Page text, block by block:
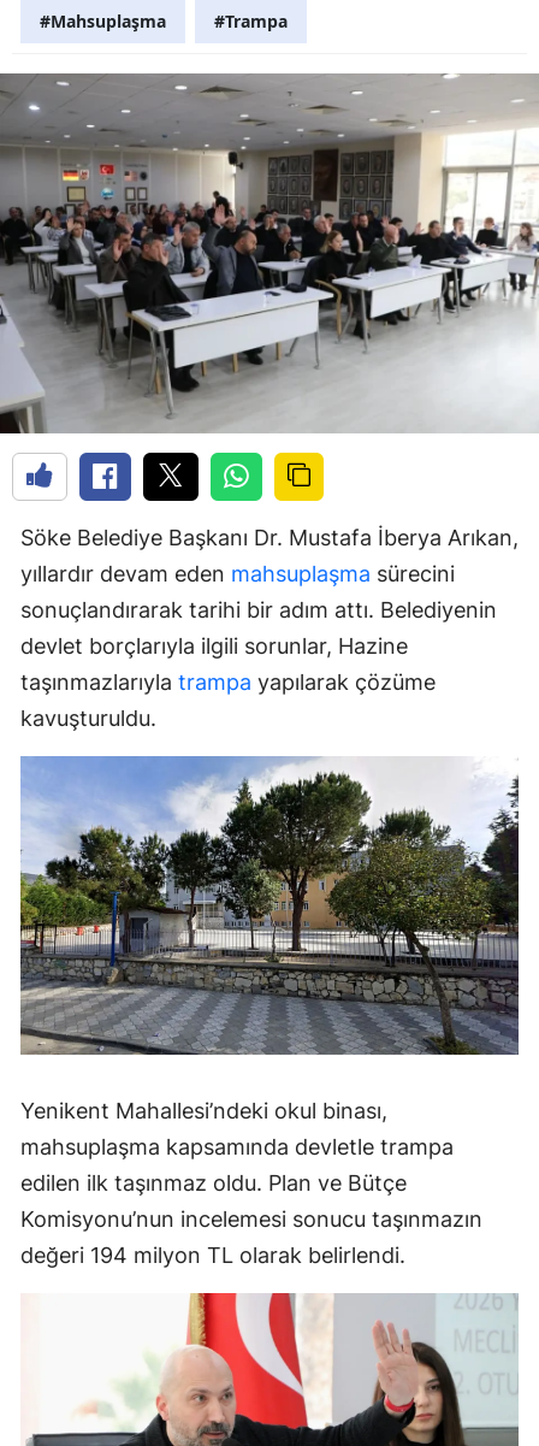
#Mahsuplaşma #Trampa
Söke Belediye Başkanı Dr. Mustafa İberya Arıkan,
yıllardır devam eden mahsuplaşma sürecini
sonuçlandırarak tarihi bir adım attı. Belediyenin
devlet borçlarıyla ilgili sorunlar, Hazine
taşınmazlarıyla trampa yapılarak çözüme
kavuşturuldu.
Yenikent Mahallesi’ndeki okul binası,
mahsuplaşma kapsamında devletle trampa
edilen ilk taşınmaz oldu. Plan ve Bütçe
Komisyonu’nun incelemesi sonucu taşınmazın
değeri 194 milyon TL olarak belirlendi.